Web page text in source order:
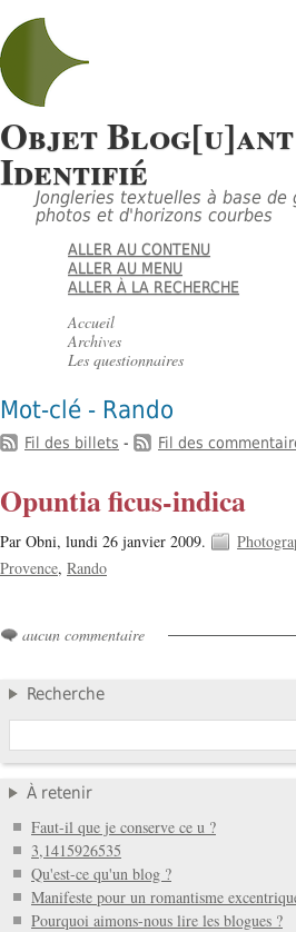
Objet
Identifié
Jongleries textuelles à base
photos et d'horizons courbes
ALLER AU CONTENU
ALLER AU MENU
ALLER À LA RECHERCHE
Accueil
Archives
Les questionnaires
Mot-clé - Rando
Fil des billets - Fil des
Opuntia ficus-indica
Par Obni, lundi 26 janvier 2009.
Provence Rando
aucun commentaire
Recherche
À retenir
Faut-il que je conserve ce u ?
3,1415926535
Qu'est-ce qu'un blog ?
Manifeste pour un romantisme
Pourquoi aimons-nous lire les blogues ?